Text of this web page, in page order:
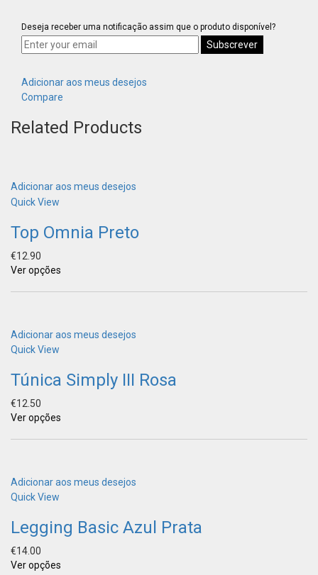
Deseja receber uma notificação assim que o produto disponível?
Subscrever
Adicionar aos meus desejos
Compare
Related Products
Adicionar aos meus desejos
Quick View
Top Omnia Preto
€12.90
Ver opções
Adicionar aos meus desejos
Quick View
Túnica Simply III Rosa
€12.50
Ver opções
Adicionar aos meus desejos
Quick View
Legging Basic Azul Prata
€14.00
Ver opções